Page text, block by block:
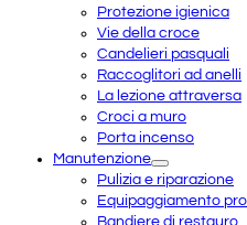
Protezione igienica
Vie della croce
Candelieri pasquali
Raccoglitori ad anelli
La lezione attraversa
Croci a muro
Porta incenso
Manutenzione
Pulizia e riparazione
Equipaggiamento
Bandiere di restauro